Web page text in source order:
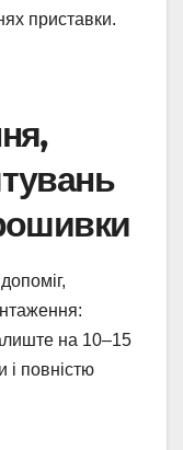
приставки.
на 10–15
і повністю